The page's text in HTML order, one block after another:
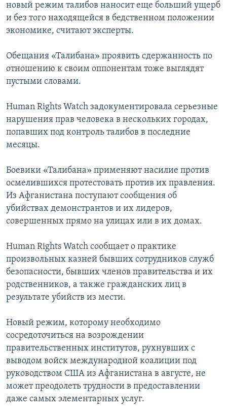
новый режим талибов наносит еще больший ущерб
и без того находящейся в бедственном положении
экономике, считают эксперты.
Обещания «Талибана» проявить сдержанность по
отношению к своим оппонентам тоже выглядят
пустыми словами.
Human Rights Watch задокументировала серьезные
нарушения прав человека в нескольких городах,
попавших под контроль талибов в последние
месяцы.
Боевики «Талибана» применяют насилие против
осмелившихся протестовать против их правления.
Из Афганистана поступают сообщения об
убийствах демонстрантов и их лидеров,
совершенных прямо на улицах или в их домах.
Human Rights Watch сообщает о практике
произвольных казней бывших сотрудников служб
безопасности, бывших членов правительства и их
родственников, а также гражданских лиц в
результате убийств из мести.
Новый режим, которому необходимо
сосредоточиться на возрождении
правительственных институтов, рухнувших с
выводом войск международной коалиции под
руководством США из Афганистана в августе, не
может преодолеть трудности в предоставлении
даже самых элементарных услуг.